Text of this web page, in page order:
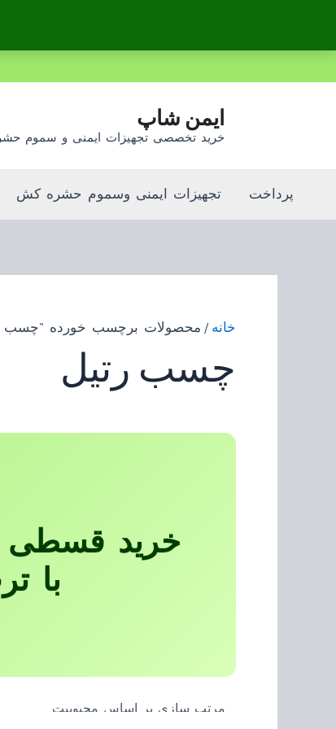
به
ایمن شاپ
خرید تخصصی تجهیزات ایمنی و سموم
پرداخت تجهیزات ایمنی وسموم حشره کش
خانه / محصولات برچسب خورده “چسب
چسب رتیل
خرید قسطی
با